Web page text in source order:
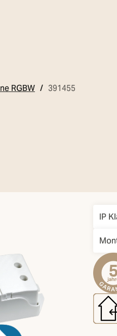
RGBW 391455
IP